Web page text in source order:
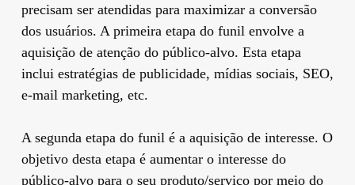
precisam ser atendidas para maximizar a conversão
dos usuários. A primeira etapa do funil envolve a
aquisição de atenção do público-alvo. Esta etapa
inclui estratégias de publicidade, mídias sociais, SEO,
e-mail marketing, etc.
A segunda etapa do funil é a aquisição de interesse. O
objetivo desta etapa é aumentar o interesse do
público-alvo para o seu produto/serviço por meio do